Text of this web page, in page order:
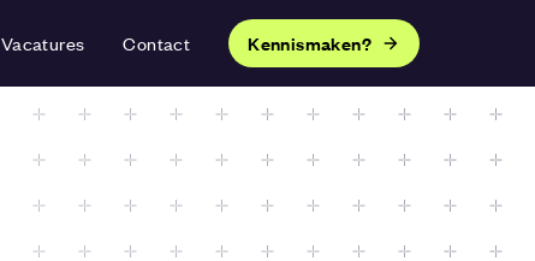
Vacatures Contact Kennismaken?